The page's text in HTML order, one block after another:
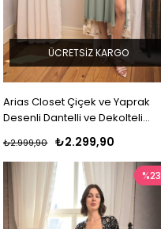
Arias Closet Çiçek ve Yaprak
Desenli Dantelli ve Dekolteli
Sabahlık Takımı
₺2.299,90
₺2.999,90
ÜCRETSIZ KARGO
%23